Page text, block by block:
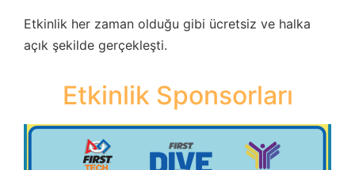
Etkinlik her zaman olduğu gibi ücretsiz ve halka
açık şekilde gerçekleşti.
Etkinlik Sponsorları